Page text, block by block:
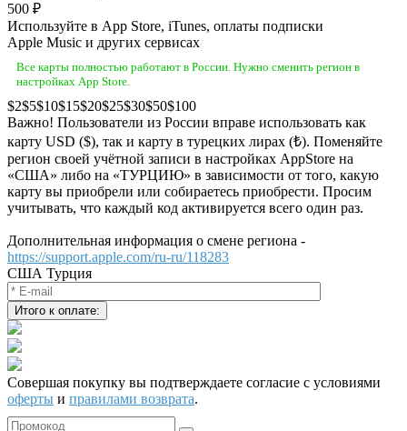
500 ₽
Используйте в App Store, iTunes, оплаты подписки
Apple Music и других сервисах
Все карты полностью работают в России. Нужно сменить регион в
настройках App Store.
2 5 10 15 20 25 30 50 100
Важно! Пользователи из России вправе использовать как
карту USD ($), так и карту в турецких лирах (₺). Поменяйте
регион своей учётной записи в настройках AppStore на
«США» либо на «ТУРЦИЮ» в зависимости от того, какую
карту вы приобрели или собираетесь приобрести. Просим
учитывать, что каждый код активируется всего один раз.
Дополнительная информация о смене региона -
https://support.apple.com/ru-ru/118283
США Турция
Совершая покупку вы подтверждаете согласие с условиями
оферты и правилами возврата.